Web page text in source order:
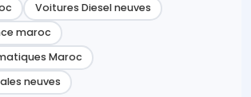
Voitures Diesel neuves
maroc
Maroc
neuves